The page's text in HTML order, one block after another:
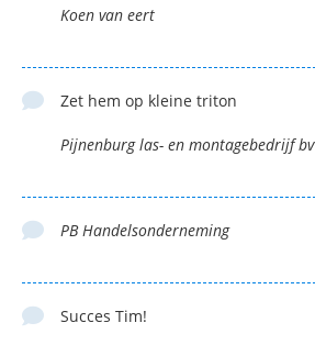
Koen van eert
Zet hem op kleine triton
Pijnenburg las- en montagebedrijf bv
PB Handelsonderneming
Succes Tim!